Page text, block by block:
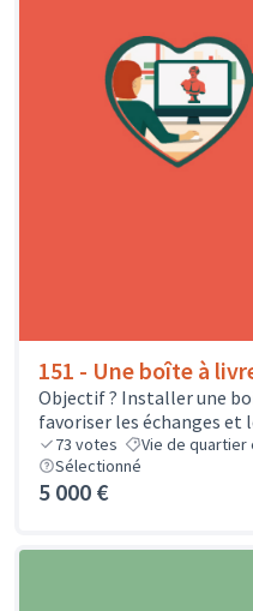
151 - Une boîte à
Objectif ? Installer une
favoriser les échanges et
73 votes Vie de quartier
Sélectionné
5 000 €